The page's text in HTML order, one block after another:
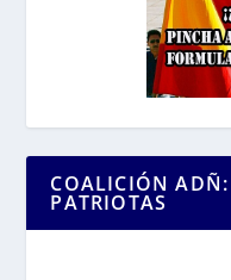
COALICIÓN
PATRIOTAS